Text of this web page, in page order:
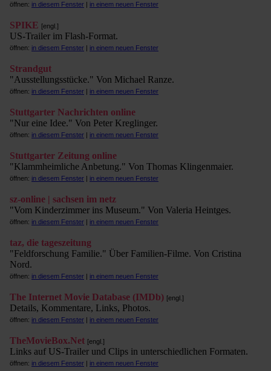
öffnen: in diesem Fenster | in einem neuen Fenster
SPIKE [engl.]
US-Trailer im Flash-Format.
öffnen: in diesem Fenster | in einem neuen Fenster
Strandgut
"Ausstellungsstücke." Von Michael Ranze.
öffnen: in diesem Fenster | in einem neuen Fenster
Stuttgarter Nachrichten online
"Nur eine Idee." Von Peter Kreglinger.
öffnen: in diesem Fenster | in einem neuen Fenster
Stuttgarter Zeitung online
"Klammheimliche Anbetung." Von Thomas Klingenmaier.
öffnen: in diesem Fenster | in einem neuen Fenster
sz-online | sachsen im netz
"Vom Kinderzimmer ins Museum." Von Valeria Heintges.
öffnen: in diesem Fenster | in einem neuen Fenster
taz, die tageszeitung
"Feldforschung Familie." Über Familien-Filme. Von Cristina
Nord.
öffnen: in diesem Fenster | in einem neuen Fenster
The Internet Movie Database (IMDb) [engl.]
Details, Kommentare, Links, Photos.
öffnen: in diesem Fenster | in einem neuen Fenster
TheMovieBox.Net [engl.]
Links auf US-Trailer und Clips in unterschiedlichen Formaten.
öffnen: in diesem Fenster | in einem neuen Fenster